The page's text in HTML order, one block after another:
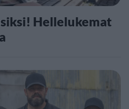
Hellelukemat